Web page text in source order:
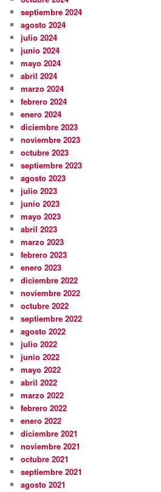
septiembre 2024
agosto 2024
julio 2024
junio 2024
mayo 2024
abril 2024
marzo 2024
febrero 2024
enero 2024
diciembre 2023
noviembre 2023
octubre 2023
septiembre 2023
agosto 2023
julio 2023
junio 2023
mayo 2023
abril 2023
marzo 2023
febrero 2023
enero 2023
diciembre 2022
noviembre 2022
octubre 2022
septiembre 2022
agosto 2022
julio 2022
junio 2022
mayo 2022
abril 2022
marzo 2022
febrero 2022
enero 2022
diciembre 2021
noviembre 2021
octubre 2021
septiembre 2021
agosto 2021